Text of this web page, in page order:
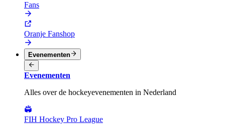
Fans
Oranje Fanshop
Evenementen
Evenementen
Alles over de hockeyevenementen in Nederland
FIH Hockey Pro League